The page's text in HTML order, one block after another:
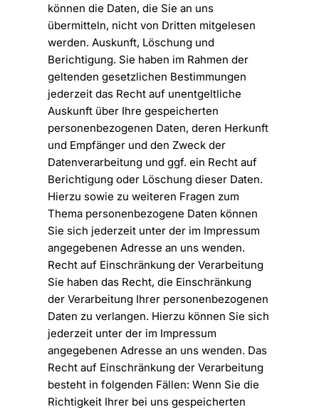
können die Daten, die Sie an uns
übermitteln, nicht von Dritten mitgelesen
werden. Auskunft, Löschung und
Berichtigung. Sie haben im Rahmen der
geltenden gesetzlichen Bestimmungen
jederzeit das Recht auf unentgeltliche
Auskunft über Ihre gespeicherten
personenbezogenen Daten, deren Herkunft
und Empfänger und den Zweck der
Datenverarbeitung und ggf. ein Recht auf
Berichtigung oder Löschung dieser Daten.
Hierzu sowie zu weiteren Fragen zum
Thema personenbezogene Daten können
Sie sich jederzeit unter der im Impressum
angegebenen Adresse an uns wenden.
Recht auf Einschränkung der Verarbeitung
Sie haben das Recht, die Einschränkung
der Verarbeitung Ihrer personenbezogenen
Daten zu verlangen. Hierzu können Sie sich
jederzeit unter der im Impressum
angegebenen Adresse an uns wenden. Das
Recht auf Einschränkung der Verarbeitung
besteht in folgenden Fällen: Wenn Sie die
Richtigkeit Ihrer bei uns gespeicherten